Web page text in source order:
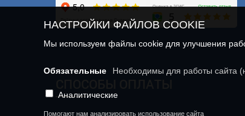
НАСТРОЙКИ ФАЙЛОВ COOKIE
Мы используем файлы cookie для улучшения
Обязательные Необходимы для работы сайта
Аналитические
Помогают нам анализировать использование сайта